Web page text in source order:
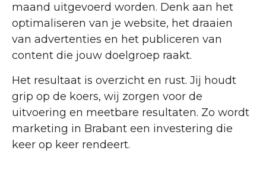
maand uitgevoerd worden. Denk aan het
optimaliseren van je website, het draaien
van advertenties en het publiceren van
content die jouw doelgroep raakt.
Het resultaat is overzicht en rust. Jij houdt
grip op de koers, wij zorgen voor de
uitvoering en meetbare resultaten. Zo wordt
marketing in Brabant een investering die
keer op keer rendeert.